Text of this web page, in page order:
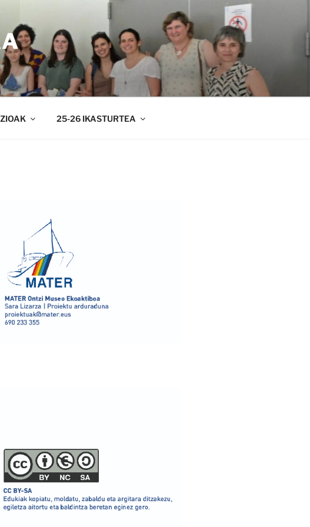
25-26 IKASTURTEA